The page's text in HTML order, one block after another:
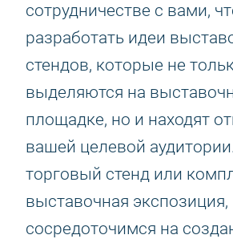
сотрудничестве с вами,
разработать идеи
стендов, которые не
выделяются на
площадке, но и находят
вашей целевой
торговый стенд или
выставочная
сосредоточимся на